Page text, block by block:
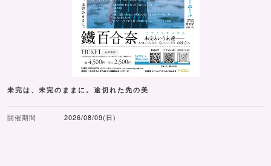
未完は、未完のままに。途切れた先の美
開催期間 2026/08/09(日)